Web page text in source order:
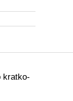
kratko-